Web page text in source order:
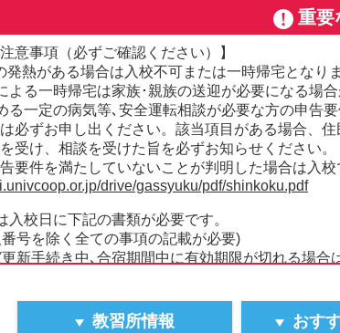
重要
意事項（必ずご確認ください）】
熱がある場合は入校不可または一時帰宅となり
よる一時帰宅は家族･親族の送迎が必要になる場合
る一定の病気等､安全運転相談が必要な方の申告
必ずお申し出ください。該当項目がある場合、
受け、相談を受けた旨を必ずお知らせください。
要件を満たしていないことが判明した場合は入
drive/gassyuku/pdf/shinkoku.pdf
入校日に下記の書類が必要です。
号を除く全ての事項の記載が必要)
新手続き中､合宿期間中に有効期限が切れる場合
教習所情報 おす